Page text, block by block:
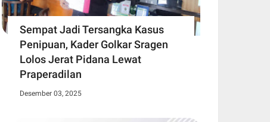
Sempat Jadi Tersangka Kasus
Penipuan, Kader Golkar Sragen
Lolos Jerat Pidana Lewat
Praperadilan
Desember 03, 2025